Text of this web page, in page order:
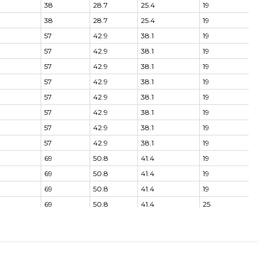
38
28.7 25.4
19
38
28.7 25.4
19
57
42.9 38.1
19
57
42.9 38.1
19
57
42.9 38.1
19
57
42.9 38.1
19
57
42.9 38.1
19
57
42.9 38.1
19
57
42.9 38.1
19
57
42.9 38.1
19
69
50.8 41.4
19
69
50.8 41.4
19
69
50.8 41.4
19
69
50.8 41.4
25